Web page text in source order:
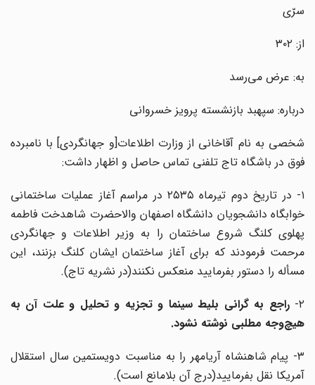
سرّی
از: ۳۰۲
به: عرض می‌رسد
درباره: سپهبد بازنشسته پرویز خسروانی
شخصی به نام آقاخانی از وزارت اطلاعات[و جهانگردی] با نامبرده
فوق در باشگاه تاج تلفنی تماس حاصل و اظهار داشت:
۱- در تاریخ دوم تیرماه ۲۵۳۵ در مراسم آغاز عملیات ساختمانی
خوابگاه دانشجویان دانشگاه اصفهان والاحضرت شاهدخت فاطمه
پهلوی کلنگ شروع ساختمان را به وزیر اطلاعات و جهانگردی
مرحمت فرمودند که برای آغاز ساختمان ایشان کلنگ بزنند، این
مسأله را دستور بفرمایید منعکس نکنند(در نشریه تاج).
راجع به گرانی بلیط سینما و تجزیه و تحلیل و علت آن به
هیچ‌وجه مطلبی نوشته نشود.
۳- پیام شاهنشاه آریامهر را به مناسبت دویستمین سال استقلال
آمریکا نقل بفرمایید(درج آن بلامانع است).